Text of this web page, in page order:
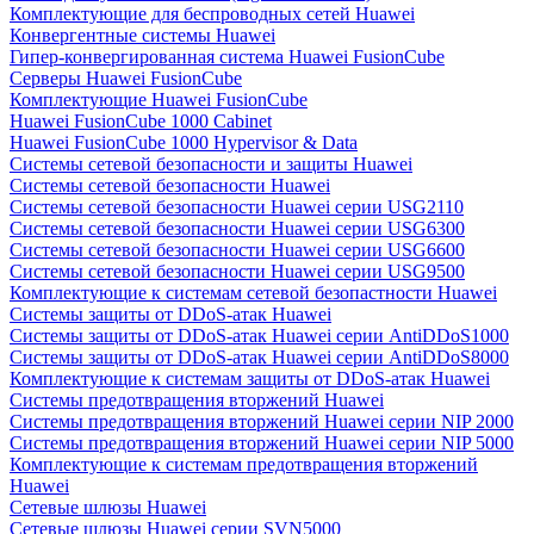
Комплектующие для беспроводных сетей Huawei
Конвергентные системы Huawei
Гипер-конвергированная система Huawei FusionCube
Серверы Huawei FusionCube
Комплектующие Huawei FusionCube
Huawei FusionCube 1000 Cabinet
Huawei FusionCube 1000 Hypervisor & Data
Системы сетевой безопасности и защиты Huawei
Системы сетевой безопасности Huawei
Системы сетевой безопасности Huawei серии USG2110
Системы сетевой безопасности Huawei серии USG6300
Системы сетевой безопасности Huawei серии USG6600
Системы сетевой безопасности Huawei серии USG9500
Комплектующие к системам сетевой безопастности Huawei
Системы защиты от DDoS-атак Huawei
Системы защиты от DDoS-атак Huawei серии AntiDDoS1000
Системы защиты от DDoS-атак Huawei серии AntiDDoS8000
Комплектующие к системам защиты от DDoS-атак Huawei
Системы предотвращения вторжений Huawei
Системы предотвращения вторжений Huawei серии NIP 2000
Системы предотвращения вторжений Huawei серии NIP 5000
Комплектующие к системам предотвращения вторжений
Huawei
Сетевые шлюзы Huawei
Сетевые шлюзы Huawei серии SVN5000